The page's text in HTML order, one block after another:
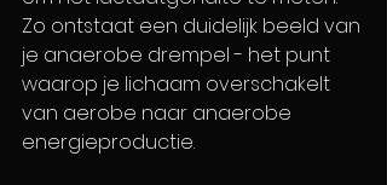
Zo ontstaat een duidelijk beeld van
je anaerobe drempel - het punt
waarop je lichaam overschakelt
van aerobe naar anaerobe
energieproductie.